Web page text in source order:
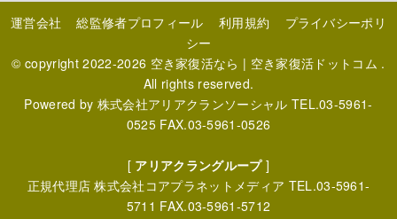
運営会社 総監修者プロフィール 利用規約
プライバシーポリ
シー
© copyright 2022-2026 空き家復活なら | 空き家復活ドットコム .
All rights reserved.
Powered by 株式会社アリアクランソーシャル TEL.03-5961-
0525 FAX.03-5961-0526
[ アリアクラングループ]
正規代理店株式会社コアプラネットメディア TEL.03-5961-
5711 FAX.03-5961-5712